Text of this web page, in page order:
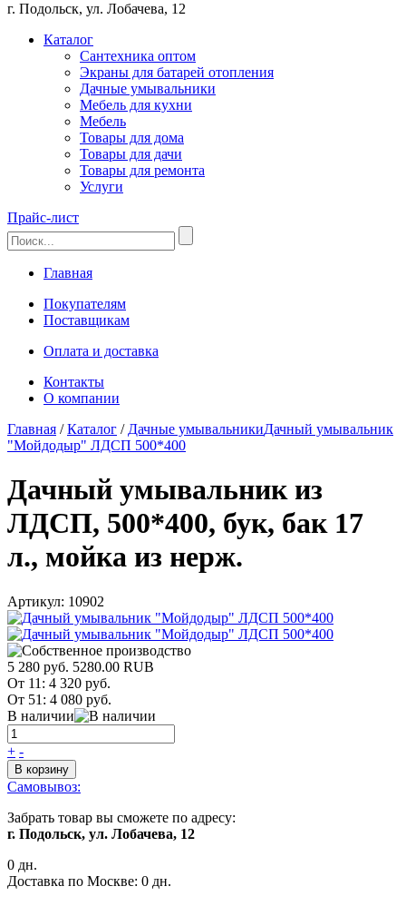
г. Подольск, ул. Лобачева, 12
Каталог
Сантехника оптом
Экраны для батарей отопления
Дачные умывальники
Мебель для кухни
Мебель
Товары для дома
Товары для дачи
Товары для ремонта
Услуги
Прайс-лист
Главная
Покупателям
Поставщикам
Оплата и доставка
Контакты
О компании
Главная /Каталог / Дачные умывальникиДачный умывальник
"Мойдодыр" ЛДСП 500*400
Дачный умывальник из
ЛДСП, 500*400, бук, бак 17
л., мойка из нерж.
Артикул: 10902
5 280 руб. 5280.00 RUB
От 11: 4 320 руб.
От 51: 4 080 руб.
В наличии
+ -
В корзину
Самовывоз:
Забрать товар вы сможете по адресу:
г. Подольск, ул. Лобачева, 12
0 дн.
Доставка по Москве: 0 дн.